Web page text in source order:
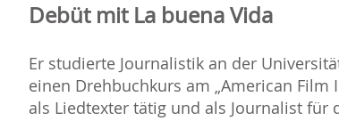
Debüt mit La buena Vida
Er studierte Journalistik an der
einen Drehbuchkurs am „American Film
als Liedtexter tätig und als Journalist für